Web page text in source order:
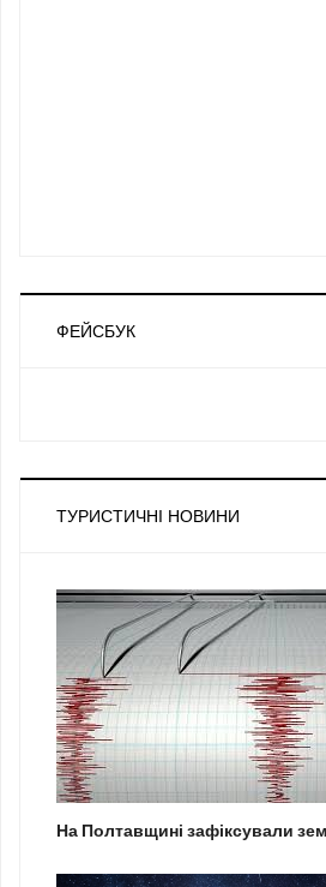
ФЕЙСБУК
ТУРИСТИЧНІ НОВИНИ
На Полтавщині зафіксували